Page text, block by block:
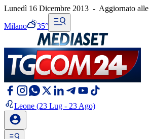
Lunedì 16 Dicembre 2013 - Aggiornato alle
Milano 35°
Leone (23 Lug - 23 Ago)